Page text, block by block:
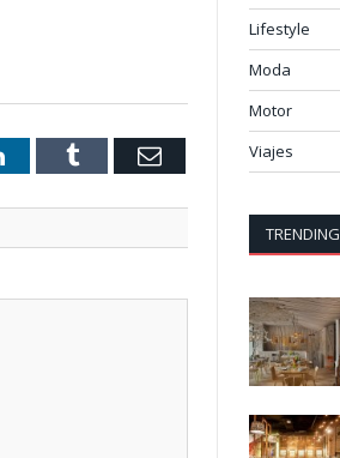
LinkedInTumblr Email
Lifestyle
Moda
Motor
Viajes
TRENDING